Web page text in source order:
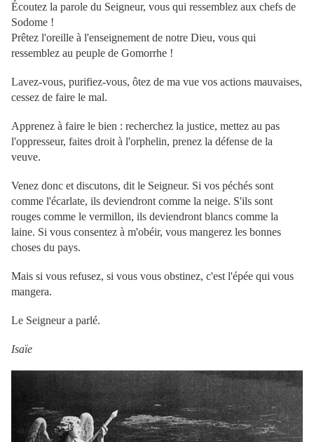
Écoutez la parole du Seigneur, vous qui ressemblez aux chefs de
Sodome !
Prêtez l'oreille à l'enseignement de notre Dieu, vous qui
ressemblez au peuple de Gomorrhe !
Lavez-vous, purifiez-vous, ôtez de ma vue vos actions mauvaises,
cessez de faire le mal.
Apprenez à faire le bien : recherchez la justice, mettez au pas
l'oppresseur, faites droit à l'orphelin, prenez la défense de la
veuve.
Venez donc et discutons, dit le Seigneur. Si vos péchés sont
comme l'écarlate, ils deviendront comme la neige. S'ils sont
rouges comme le vermillon, ils deviendront blancs comme la
laine. Si vous consentez à m'obéir, vous mangerez les bonnes
choses du pays.
Mais si vous refusez, si vous vous obstinez, c'est l'épée qui vous
mangera.
Le Seigneur a parlé.
Isaïe